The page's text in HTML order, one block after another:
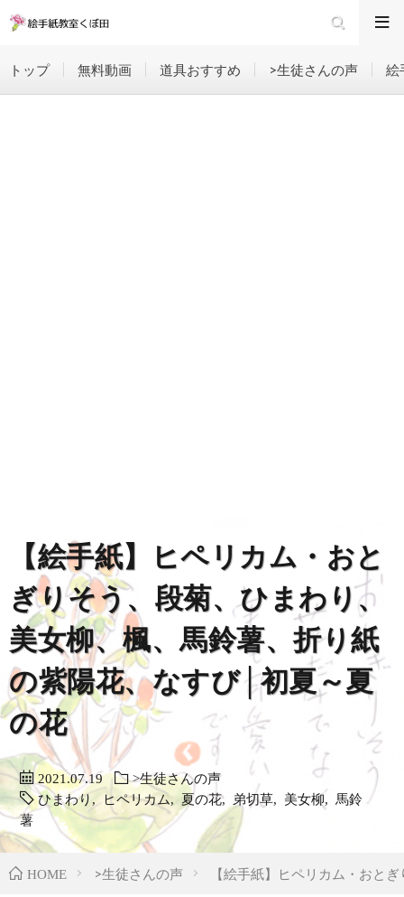
トップ 無料動画 道具おすすめ >生徒さんの声 絵
【絵手紙】ヒペリカム・おと
ぎりそう、段菊、ひまわり、
美女柳、楓、馬鈴薯、折り紙
の紫陽花、なすび│初夏～夏
の花
2021.07.19
>生徒さんの声
ひまわり
ヒペリカム 夏の花, 弟切草 美女柳
馬鈴
薯
HOME >生徒さんの声 【絵手紙】ヒペリカム・おと